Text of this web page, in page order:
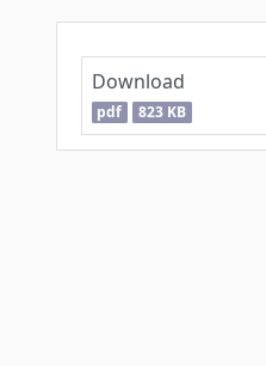
Download
pdf 823 KB